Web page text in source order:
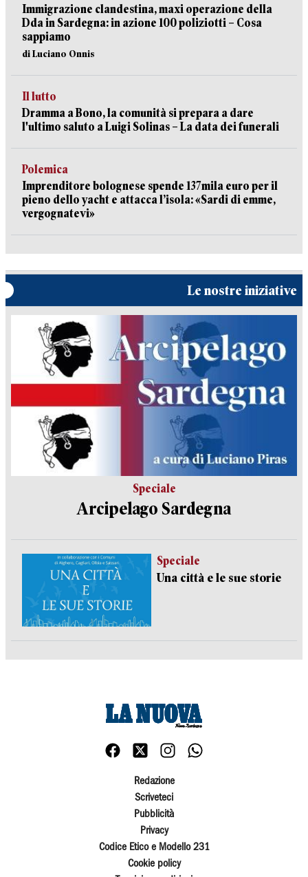
Immigrazione clandestina, maxi operazione della
Dda in Sardegna: in azione 100 poliziotti – Cosa
sappiamo
di Luciano Onnis
Il lutto
Dramma a Bono, la comunità si prepara a dare
l'ultimo saluto a Luigi Solinas – La data dei funerali
Polemica
Imprenditore bolognese spende 137mila euro per il
pieno dello yacht e attacca l’isola: «Sardi di emme,
vergognatevi»
Le nostre iniziative
Speciale
Arcipelago Sardegna
Speciale
Una città e le sue storie
Redazione
Scriveteci
Pubblicità
Privacy
Codice Etico e Modello 231
Cookie policy